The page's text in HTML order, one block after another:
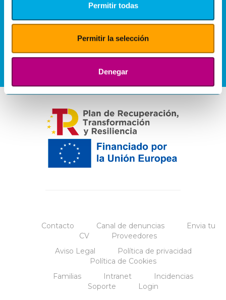
Permitir todas
Permitir la selección
Denegar
Contacto Canal de denuncias
Envia tu
CV
Proveedores
Aviso Legal
Política de privacidad
Política de Cookies
Familias
Intranet
Incidencias
Soporte
Login